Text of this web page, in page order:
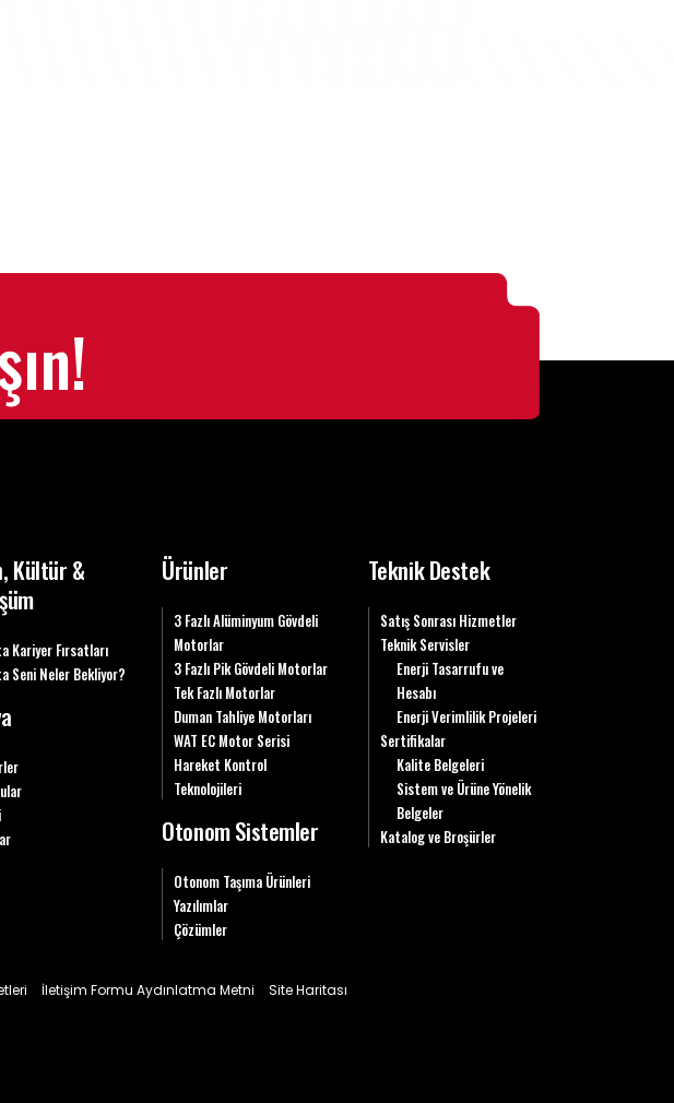
Kültür &
Kariyer Fırsatları
Seni Neler Bekliyor?
Ürünler
3 Fazlı Alüminyum Gövdeli
Motorlar
3 Fazlı Pik Gövdeli Motorlar
Tek Fazlı Motorlar
Duman Tahliye Motorları
WAT EC Motor Serisi
Hareket Kontrol
Teknolojileri
Otonom Sistemler
Otonom Taşıma Ürünleri
Yazılımlar
Çözümler
Teknik Destek
Satış Sonrası Hizmetler
Teknik Servisler
Enerji Tasarrufu ve
Hesabı
Enerji Verimlilik Projeleri
Sertifikalar
Kalite Belgeleri
Sistem ve Ürüne Yönelik
Belgeler
Katalog ve Broşürler
İletişim Formu Aydınlatma Metni Site Haritası